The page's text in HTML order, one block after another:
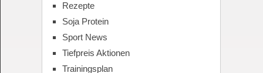
Rezepte
Soja Protein
Sport News
Tiefpreis Aktionen
Trainingsplan